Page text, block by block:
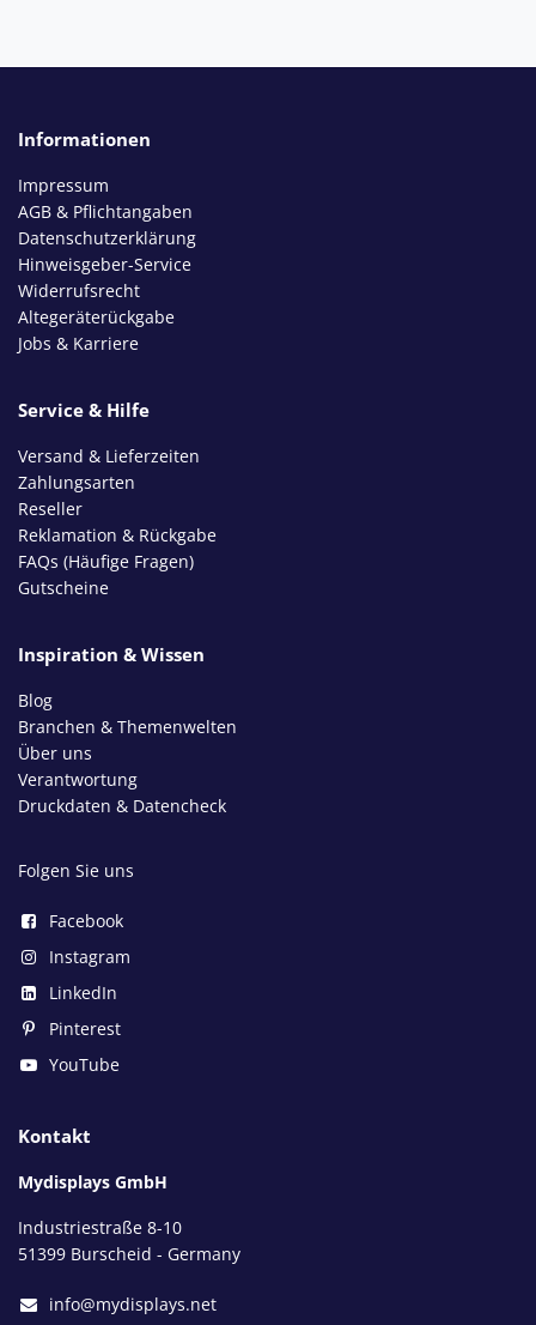
Informationen
Impressum
AGB & Pflichtangaben
Datenschutzerklärung
Hinweisgeber-Service
Widerrufsrecht
Altegeräterückgabe
Jobs & Karriere
Service & Hilfe
Versand & Lieferzeiten
Zahlungsarten
Reseller
Reklamation & Rückgabe
FAQs (Häufige Fragen)
Gutscheine
Inspiration & Wissen
Blog
Branchen & Themenwelten
Über uns
Verantwortung
Druckdaten & Datencheck
Folgen Sie uns
Facebook
Instagram
LinkedIn
Pinterest
YouTube
Kontakt
Mydisplays GmbH
Industriestraße 8-10
51399 Burscheid - Germany
info@mydisplays.net